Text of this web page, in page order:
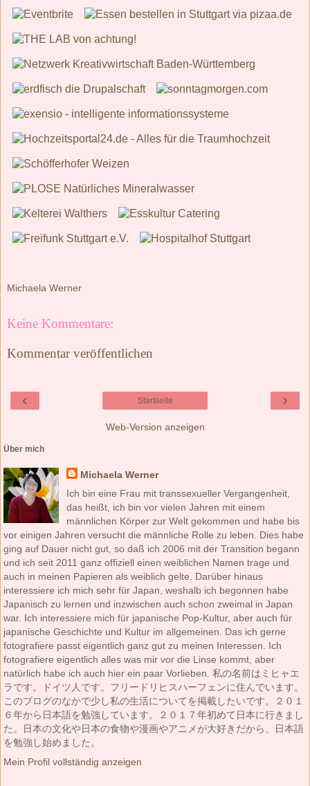
Keine Kommentare:
Kommentar veröffentlichen
‹
Web-Version anzeigen
Über mich
Michaela Werner
und ich seit 2011 ganz offiziell einen weiblichen Namen trage und
interessiere ich mich sehr für Japan, weshalb ich begonnen habe
japanische Geschichte und Kultur im allgemeinen. Das ich gerne
fotografiere passt eigentlich ganz gut zu meinen Interessen. Ich
natürlich habe ich auch hier ein paar Vorlieben. 私の名前はミヒャエ
ラです。ドイツ人です。フリードリヒスハーフェンに住んでいます。
６年から日本語を勉強しています。２０１７年初めて日本に行きまし
た。日本の文化や日本の食物や漫画やアニメが大好きだから、日本語
を勉強し始めました。
Mein Profil vollständig anzeigen
Powered byBlogger.